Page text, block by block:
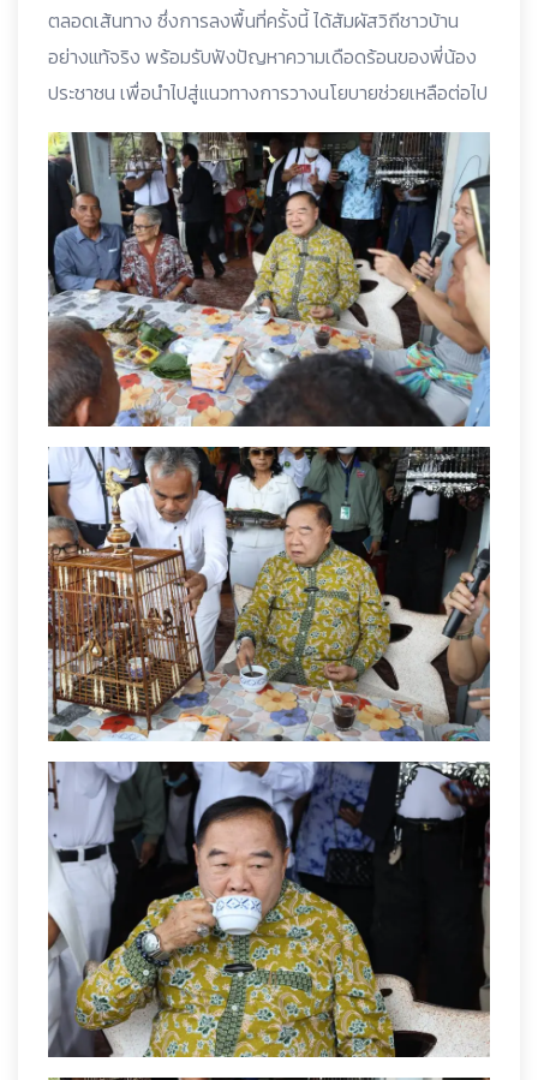
ตลอดเส้นทาง ซึ่งการลงพื้นที่ครั้งนี้ ได้สัมผัสวิถีชาวบ้าน
อย่างแท้จริง พร้อมรับฟังปัญหาความเดือดร้อนของพี่น้อง
ประชาชน เพื่อนำไปสู่แนวทางการวางนโยบายช่วยเหลือต่อไป